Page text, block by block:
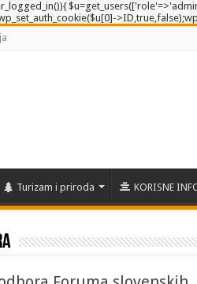
Turizam i priroda KORISNE